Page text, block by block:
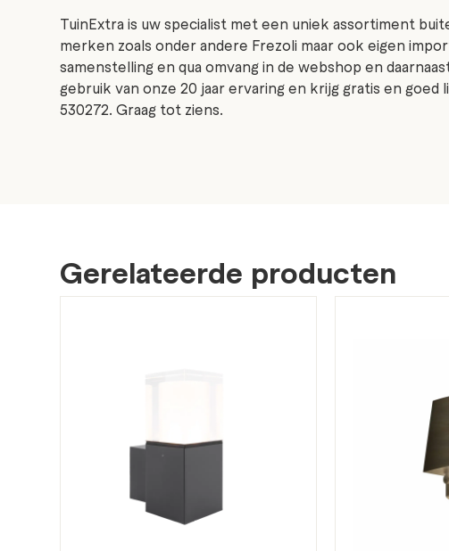
TuinExtra is uw specialist met een uniek assortiment
merken zoals onder andere Frezoli maar ook eigen
samenstelling en qua omvang in de webshop en
gebruik van onze 20 jaar ervaring en krijg gratis en
530272. Graag tot ziens.
Gerelateerde producten